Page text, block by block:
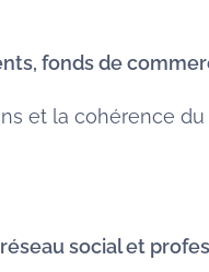
fonds de
et la cohérence
réseau social et